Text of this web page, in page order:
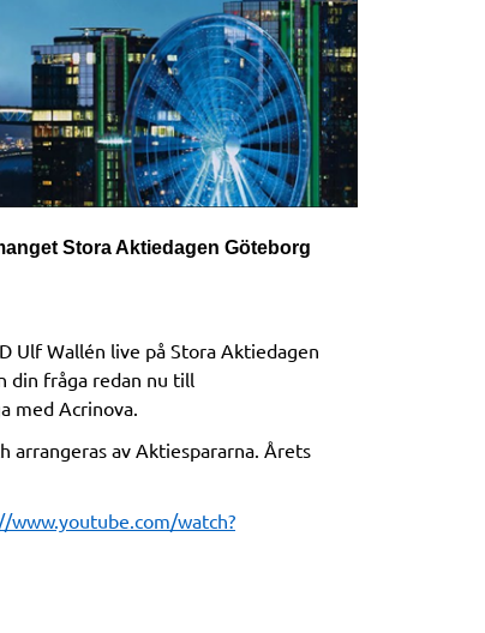
Stora Aktiedagen Göteborg
Ulf Wallén live på Stora Aktiedagen
din fråga redan nu till
med Acrinova.
arrangeras av Aktiespararna. Årets
www.youtube.com/watch?